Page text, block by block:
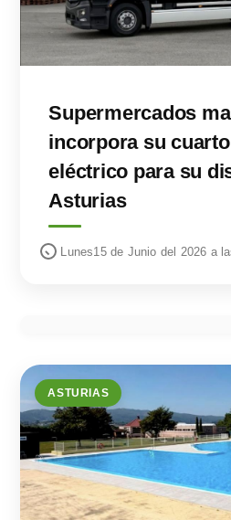
Supermercados
incorpora su
eléctrico para su
Asturias
Lunes15 de Junio del 2026 a
ASTURIAS